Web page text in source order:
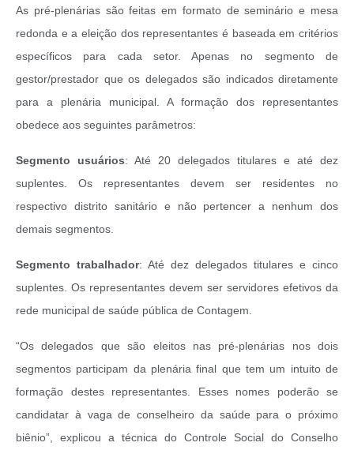
As pré-plenárias são feitas em formato de seminário e mesa
redonda e a eleição dos representantes é baseada em critérios
específicos para cada setor. Apenas no segmento de
gestor/prestador que os delegados são indicados diretamente
para a plenária municipal. A formação dos representantes
obedece aos seguintes parâmetros:
Segmento usuários: Até 20 delegados titulares e até dez
suplentes. Os representantes devem ser residentes no
respectivo distrito sanitário e não pertencer a nenhum dos
demais segmentos.
Segmento trabalhador: Até dez delegados titulares e cinco
suplentes. Os representantes devem ser servidores efetivos da
rede municipal de saúde pública de Contagem.
“Os delegados que são eleitos nas pré-plenárias nos dois
segmentos participam da plenária final que tem um intuito de
formação destes representantes. Esses nomes poderão se
candidatar à vaga de conselheiro da saúde para o próximo
biênio”, explicou a técnica do Controle Social do Conselho